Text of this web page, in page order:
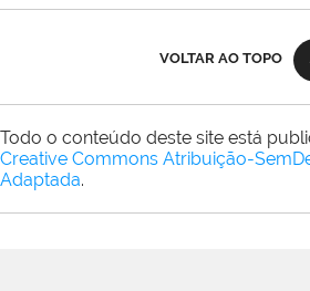
VOLTAR AO TOPO
Todo o conteúdo deste site está
Creative Commons Atribuição-
Adaptada.